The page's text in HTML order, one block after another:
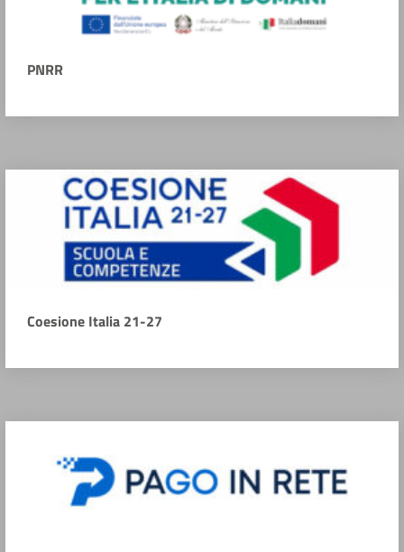
PNRR
Coesione Italia 21-27